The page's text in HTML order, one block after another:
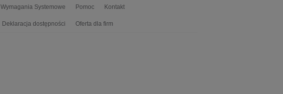
Wymagania Systemowe Pomoc Kontakt
Deklaracja dostępności Oferta dla firm